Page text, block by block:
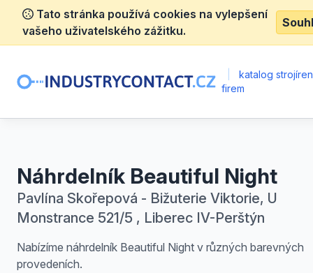
Tato stránka používá cookies na vylepšení
vašeho uživatelského zážitku.
katalog
firem
Náhrdelník Beautiful Night
Pavlína Skořepová - Bižuterie Viktorie, U
Monstrance 521/5 , Liberec IV-Perštýn
Nabízíme náhrdelník Beautiful Night v různých barevných
provedeních.